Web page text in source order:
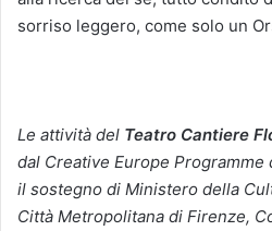
sorriso leggero, come solo un
Le attività del Teatro Cantiere
dal Creative Europe Programme
il sostegno di Ministero della
Città Metropolitana di Firenze,